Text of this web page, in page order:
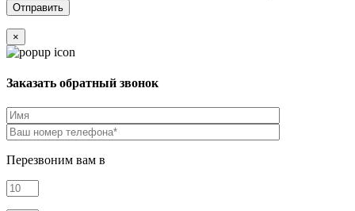
×
Заказать обратный звонок
Перезвоним вам в